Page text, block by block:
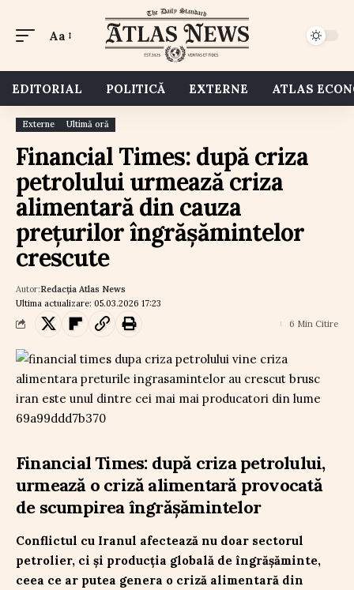
Aa
EDITORIAL POLITICĂ EXTERNE ATLAS
Externe Ultimă oră
Financial Times: după criza
petrolului urmează criza
alimentară din cauza
prețurilor îngrășămintelor
crescute
Ultima actualizare: 05.03.2026 17:23
Autor:Redacția Atlas News
6 Min Citire
Financial Times: după criza petrolului,
urmează o criză alimentară provocată
de scumpirea îngrășămintelor
Conflictul cu Iranul afectează nu doar sectorul
petrolier, ci și producția globală de îngrășăminte,
ceea ce ar putea genera o criză alimentară din